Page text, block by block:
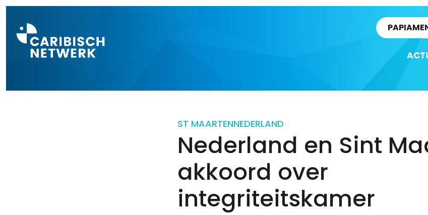
ST MAARTENNEDERLAND
Nederland en Sint
akkoord over
integriteitskamer